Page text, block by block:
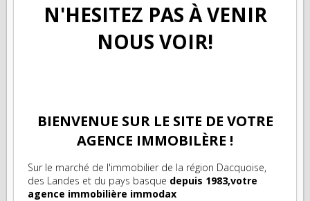
N'HESITEZ PAS À VENIR
NOUS VOIR!
BIENVENUE SUR LE SITE DE VOTRE
AGENCE IMMOBILÈRE !
Sur le marché de l'immobilier de la région Dacquoise,
des Landes et du pays basque depuis 1983,votre
agence immobilière immodax